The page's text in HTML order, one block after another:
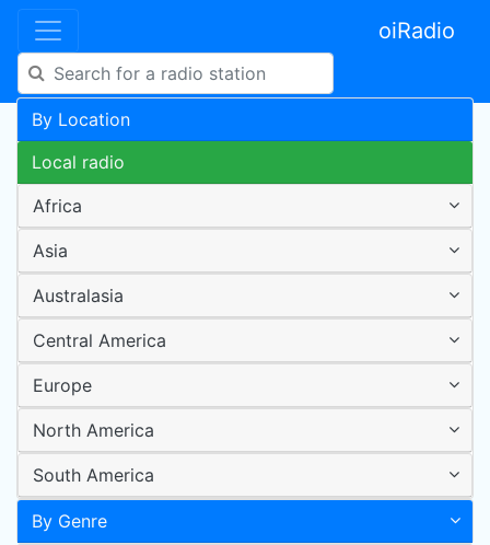
oiRadio
By Location
Local radio
Africa
Asia
Australasia
Central America
Europe
North America
South America
By Genre